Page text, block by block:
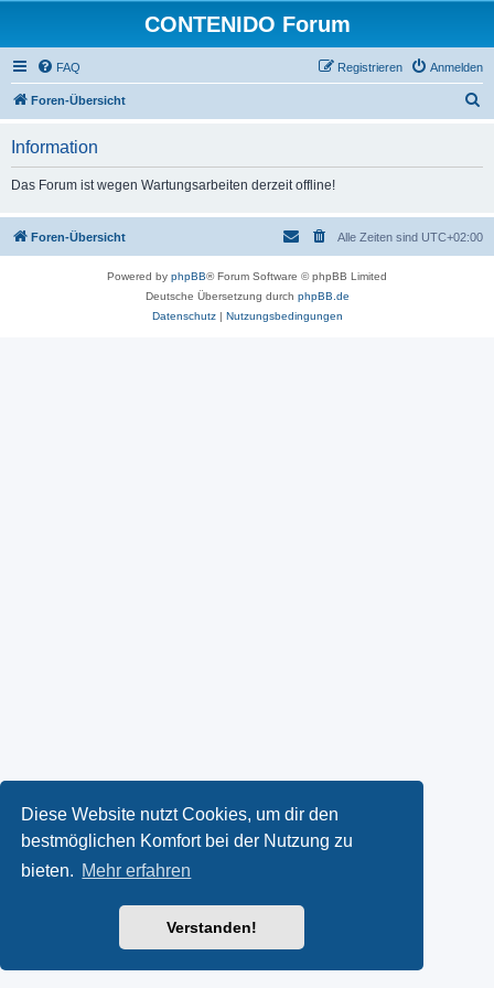
Diese Website nutzt Cookies, um dir den
bestmöglichen Komfort bei der Nutzung zu
bieten. Mehr erfahren
Verstanden!
CONTENIDO Forum
FAQ Anmelden
Registrieren
Foren-Übersicht
Information
Das Forum ist wegen Wartungsarbeiten derzeit offline!
Foren-Übersicht Alle Zeiten sind UTC+02:00
Powered by phpBB® Forum Software © phpBB Limited
Deutsche Übersetzung durch phpBB.de
Datenschutz| Nutzungsbedingungen